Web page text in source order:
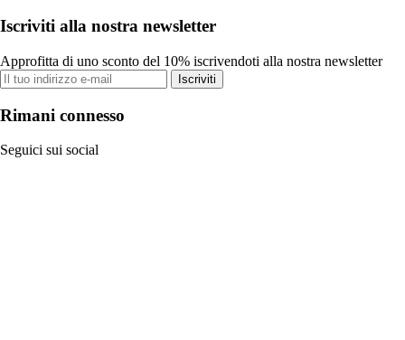
Iscriviti alla nostra newsletter
Approfitta di uno sconto del 10% iscrivendoti alla nostra newsletter
Iscriviti
Rimani connesso
Seguici sui social